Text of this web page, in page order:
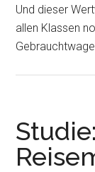
Und dieser
allen Klassen